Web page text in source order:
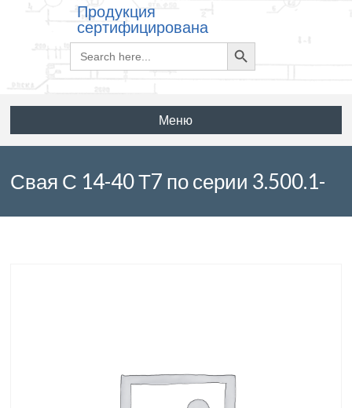
Продукция
сертифицирована
Search
for:
Search
Button
Меню
Свая С 14-40 Т7 по серии 3.500.1-